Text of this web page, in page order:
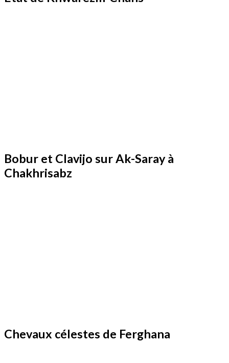
Bobur et Clavijo sur Ak-Saray à
Chakhrisabz
Chevaux célestes de Ferghana